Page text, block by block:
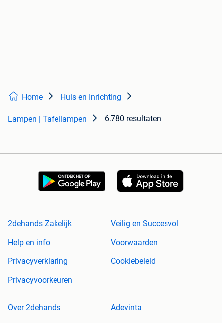
Home Huis en Inrichting
Lampen | Tafellampen 6.780 resultaten
2dehands Zakelijk
Veilig en Succesvol
Help en info
Voorwaarden
Privacyverklaring
Cookiebeleid
Privacyvoorkeuren
Over 2dehands
Adevinta